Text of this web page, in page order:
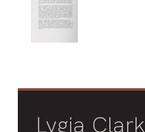
Lygia Clark